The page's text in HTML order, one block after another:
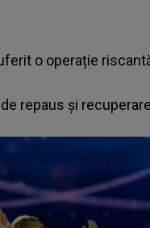
o operație
repaus și